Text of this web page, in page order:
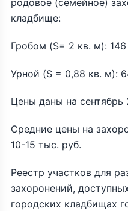
родовое (семейное)
кладбище:
Гробом (S= 2 кв. м):
Урной (S = 0,88 кв. м):
Цены даны на сентябрь
Средние цены на
10-15 тыс. руб.
Реестр участков для
захоронений,
городских кладбищах